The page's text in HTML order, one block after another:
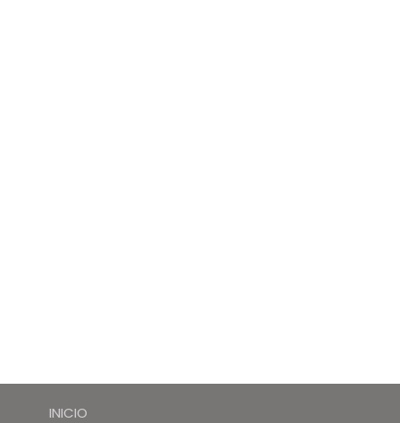
INICIO